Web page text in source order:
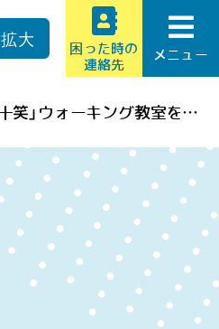
拡大
困った時の
連絡先
メニュー
ゆめちゃん広場「十笑」ウォーキング教室を開講しました